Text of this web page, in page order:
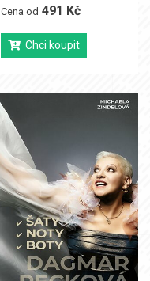
Cena od 491 Kč
Chci koupit